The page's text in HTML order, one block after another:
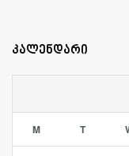
კალენდარი
M T